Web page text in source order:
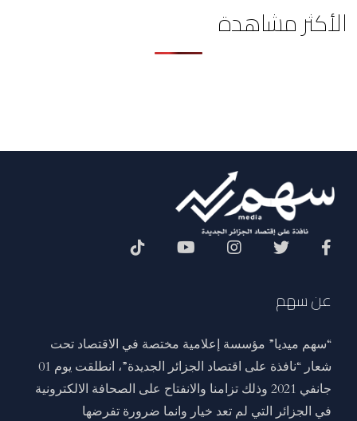
الأكثر مشاهدة
عن سهم
“سهم ميديا” مؤسسة إعلامية مختصة في الاقتصاد تحت
شعار “نافذة على اقتصاد الجزائر الجديدة”، انطلقت يوم 01
جانفي 2021 وذلك تزامنا والانفتاح على الصحافة الالكترونية
في الجزائر التي لم تعد خيار وانما ضرورة تفرضها